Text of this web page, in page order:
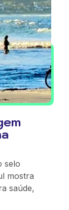
selo
mostra
saúde,